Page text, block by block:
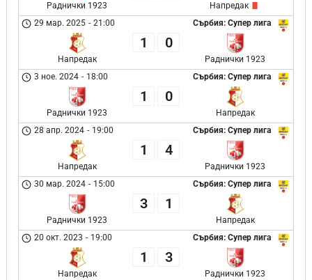
Раднички 1923
Напредак
Сърбия: Супер лига
29 мар. 2025 - 21:00
Напредак
1 0
Раднички 1923
Сърбия: Супер лига
3 ное. 2024 - 18:00
Раднички 1923
1 0
Напредак
Сърбия: Супер лига
28 апр. 2024 - 19:00
Напредак
1 4
Раднички 1923
Сърбия: Супер лига
30 мар. 2024 - 15:00
Раднички 1923
3 1
Напредак
Сърбия: Супер лига
20 окт. 2023 - 19:00
Напредак
1 3
Раднички 1923